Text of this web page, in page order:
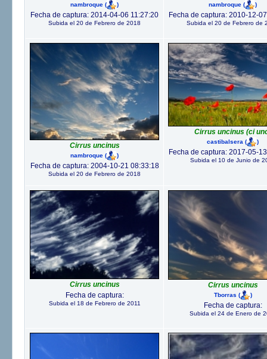
nambroque ( )
Fecha de captura: 2014-04-06 11:27:20
Subida el 20 de Febrero de 2018
nambroque ( )
Fecha de captura: 2010-12-
Subida el 20 de Febrero de
Cirrus uncinus
nambroque ( )
Fecha de captura: 2004-10-21 08:33:18
Subida el 20 de Febrero de 2018
Cirrus uncinus (ci
castibalsera ( )
Fecha de captura: 2017-05-
Subida el 10 de Junio de
Cirrus uncinus
Fecha de captura:
Subida el 18 de Febrero de 2011
Cirrus uncinus
Tborras ( )
Fecha de captura:
Subida el 24 de Enero de